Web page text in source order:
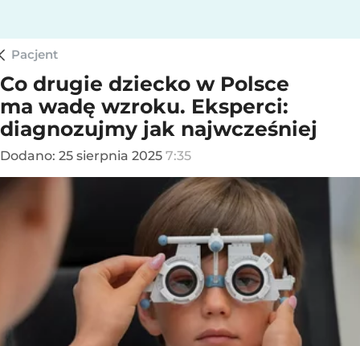
Pacjent
Co drugie dziecko w Polsce
ma wadę wzroku. Eksperci:
diagnozujmy jak najwcześniej
Dodano: 25 sierpnia 2025 7:35